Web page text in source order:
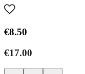
€8.50
€17.00